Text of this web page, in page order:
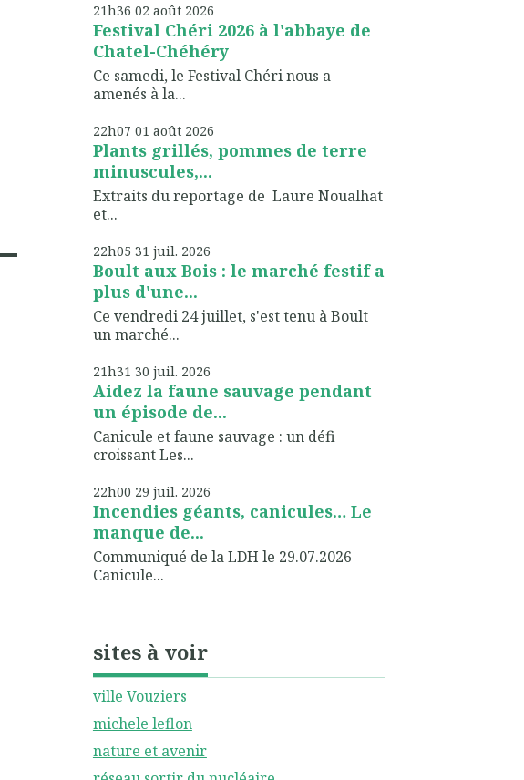
21h36 02 août 2026
Festival Chéri 2026 à l'abbaye de
Chatel-Chéhéry
Ce samedi, le Festival Chéri nous a
amenés à la...
22h07 01 août 2026
Plants grillés, pommes de terre
minuscules,...
Extraits du reportage de Laure Noualhat
et...
22h05 31 juil. 2026
Boult aux Bois : le marché festif a
plus d'une...
Ce vendredi 24 juillet, s'est tenu à Boult
un marché...
21h31 30 juil. 2026
Aidez la faune sauvage pendant
un épisode de...
Canicule et faune sauvage : un défi
croissant Les...
22h00 29 juil. 2026
Incendies géants, canicules… Le
manque de...
Communiqué de la LDH le 29.07.2026
Canicule...
sites à voir
ville Vouziers
michele leflon
nature et avenir